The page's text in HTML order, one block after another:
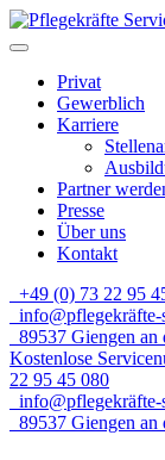
Privat
Gewerblich
Karriere
Partner
Presse
Über uns
Kontakt
+49 (0) 73 22 95
info@pflegekräfte-
89537 Giengen an
Kostenlose
22 95 45 080
info@pflegekräfte-
89537 Giengen an